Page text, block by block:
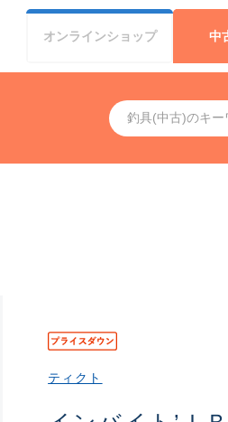
オンラインショップ 中
ティクト